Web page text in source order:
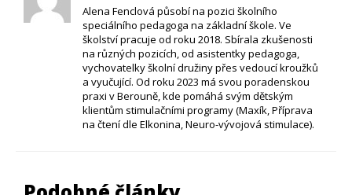
Alena Fenclová působí na pozici školního
speciálního pedagoga na základní škole. Ve
školství pracuje od roku 2018. Sbírala zkušenosti
na různých pozicích, od asistentky pedagoga,
vychovatelky školní družiny přes vedoucí kroužků
a vyučující. Od roku 2023 má svou poradenskou
praxi v Berouně, kde pomáhá svým dětským
klientům stimulačními programy (Maxík, Příprava
na čtení dle Elkonina, Neuro-vývojová stimulace).